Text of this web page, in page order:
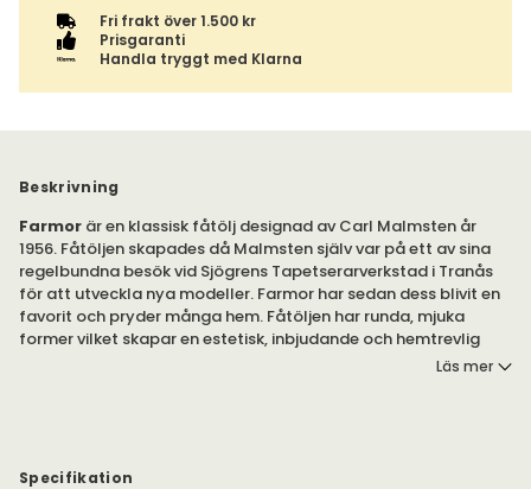
Fri frakt över 1.500 kr
Prisgaranti
Handla tryggt med Klarna
Beskrivning
Farmor är en klassisk fåtölj designad av Carl Malmsten år
1956. Fåtöljen skapades då Malmsten själv var på ett av sina
regelbundna besök vid Sjögrens Tapetserarverkstad i Tranås
för att utveckla nya modeller. Farmor har sedan dess blivit en
favorit och pryder många hem. Fåtöljen har runda, mjuka
former vilket skapar en estetisk, inbjudande och hemtrevlig
Läs mer
Specifikation